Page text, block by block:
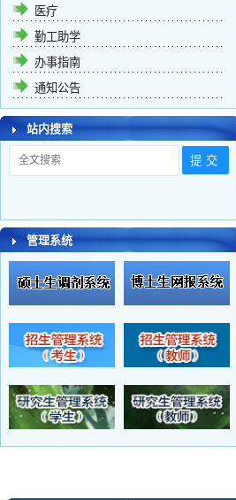
医疗
勤工助学
办事指南
通知公告
站内搜索
管理系统